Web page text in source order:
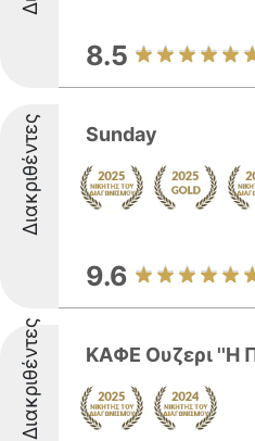
8.5
Διακριθέντες Sunday
9.6
Διακριθέντες ΚΑΦΕ Ουζερι ''Η